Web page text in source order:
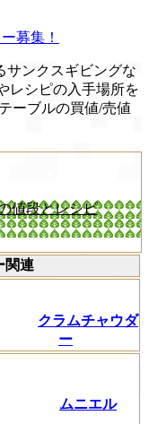
募集！
サンクスギビングな
レシピの入手場所を
ーブルの買値/売値
値段とレシピ
関連
クラムチャウダ
ー
ムニエル